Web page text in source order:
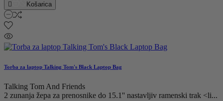
 Košarica
Torba za laptop Talking Tom's Black Laptop Bag
Talking Tom And Friends
2 zunanja žepa za prenosnike do 15.1'' nastavljiv ramenski trak <li...